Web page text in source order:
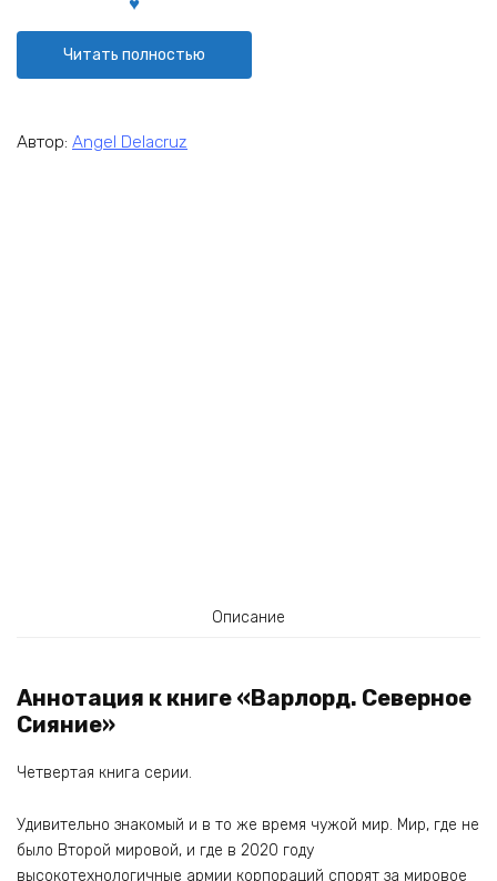
Читать полностью
Автор: Angel Delacruz
Описание
Аннотация к книге «Варлорд. Северное
Сияние»
Четвертая книга серии.
Удивительно знакомый и в то же время чужой мир. Мир, где не
было Второй мировой, и где в 2020 году
высокотехнологичные армии корпораций спорят за мировое